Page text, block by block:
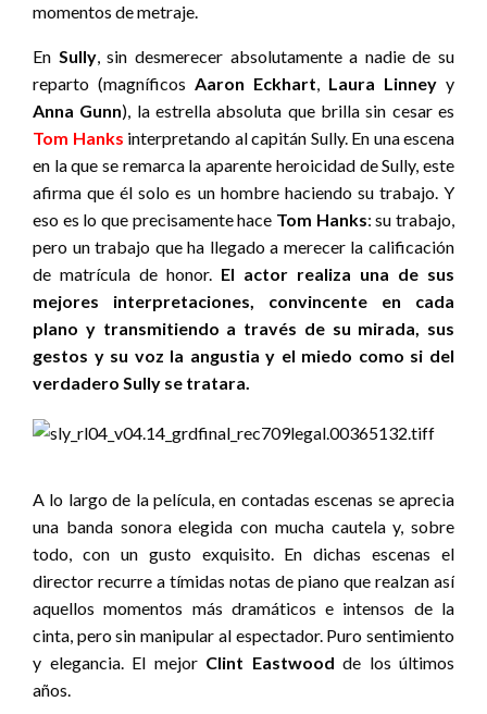
momentos de metraje.
En Sully, sin desmerecer absolutamente a nadie de su
reparto (magníficos Aaron Eckhart, Laura Linney y
Anna Gunn), la estrella absoluta que brilla sin cesar es
Tom Hanks interpretando al capitán Sully. En una escena
en la que se remarca la aparente heroicidad de Sully, este
afirma que él solo es un hombre haciendo su trabajo. Y
eso es lo que precisamente hace Tom Hanks: su trabajo,
pero un trabajo que ha llegado a merecer la calificación
de matrícula de honor. El actor realiza una de sus
mejores interpretaciones, convincente en cada
plano y transmitiendo a través de su mirada, sus
gestos y su voz la angustia y el miedo como si del
verdadero Sully se tratara.
A lo largo de la película, en contadas escenas se aprecia
una banda sonora elegida con mucha cautela y, sobre
todo, con un gusto exquisito. En dichas escenas el
director recurre a tímidas notas de piano que realzan así
aquellos momentos más dramáticos e intensos de la
cinta, pero sin manipular al espectador. Puro sentimiento
y elegancia. El mejor Clint Eastwood de los últimos
años.